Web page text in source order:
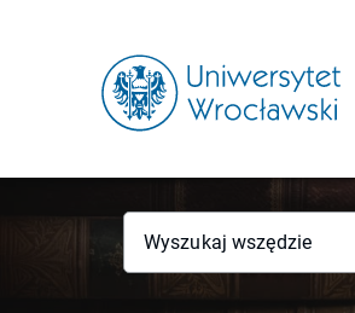
Wyszukaj wszędzie